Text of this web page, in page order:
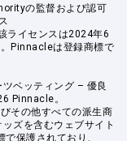
の監督および認可
ライセンスは2024年6
Pinnacleは登録商標で
ベッティング – 優良
Pinnacle。
その他すべての派生商
ズを含むウェブサイト
保護されており、